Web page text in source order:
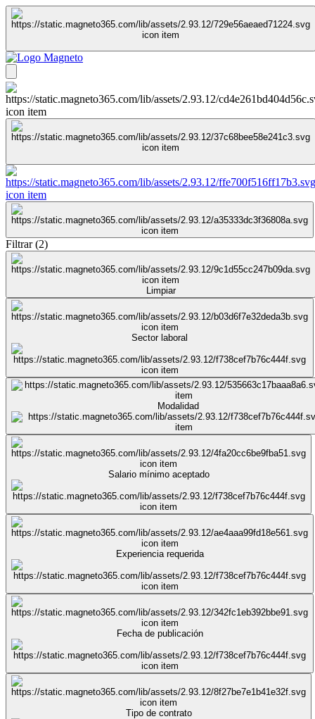
Filtrar(2)
Limpiar
Sector laboral
Modalidad
Salario mínimo aceptado
Experiencia requerida
Fecha de publicación
Tipo de contrato